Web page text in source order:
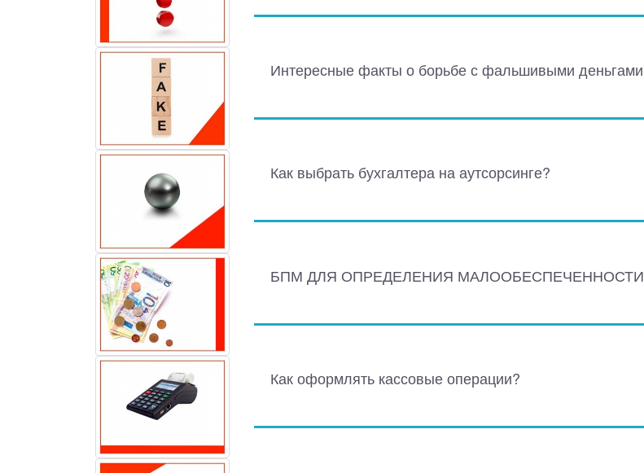
Интересные факты о борьбе с фальшивыми деньгами
Как выбрать бухгалтера на аутсорсинге?
БПМ ДЛЯ ОПРЕДЕЛЕНИЯ МАЛООБЕСПЕЧЕННОСТИ
Как оформлять кассовые операции?